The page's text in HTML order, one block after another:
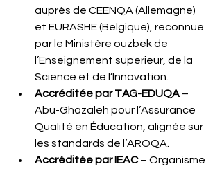
auprès de CEENQA (Allemagne)
et EURASHE (Belgique), reconnue
par le Ministère ouzbek de
l’Enseignement supérieur, de la
Science et de l’Innovation.
Accréditée par TAG-EDUQA –
Abu-Ghazaleh pour l’Assurance
Qualité en Éducation, alignée sur
les standards de l’AROQA.
Accréditée par IEAC – Organisme